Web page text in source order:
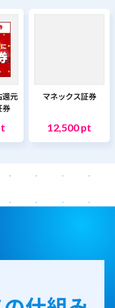
還元
券
マネックス証券
12,500 pt